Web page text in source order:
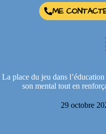
ME
La place du jeu dans
son mental tout en
29 octobre